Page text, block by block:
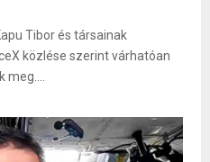
Tibor és társainak
közlése szerint várhatóan
meg....